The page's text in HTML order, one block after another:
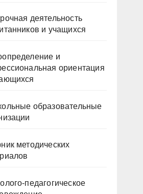
деятельность
и учащихся
и
ориентация
образовательные
методических
педагогическое